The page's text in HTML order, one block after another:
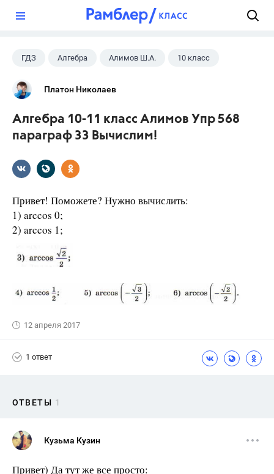
ГДЗ Алгебра Алимов Ш.А. 10 класс
Платон Николаев
Алгебра 10-11 класс Алимов Упр 568
параграф 33 Вычислим!
Привет! Поможете? Нужно вычислить:
1) arccos 0;
2) arccos 1;
12 апреля 2017
1 ответ
ОТВЕТЫ 1
Кузьма Кузин
Привет) Да тут же все просто: